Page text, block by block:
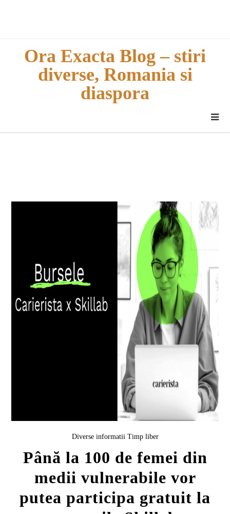
Ora Exacta Blog – stiri
diverse, Romania si
diaspora
Diverse informatii Timp liber
Până la 100 de femei din
medii vulnerabile vor
putea participa gratuit la